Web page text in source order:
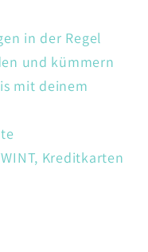
in der Regel
und kümmern
mit deinem
Kreditkarten